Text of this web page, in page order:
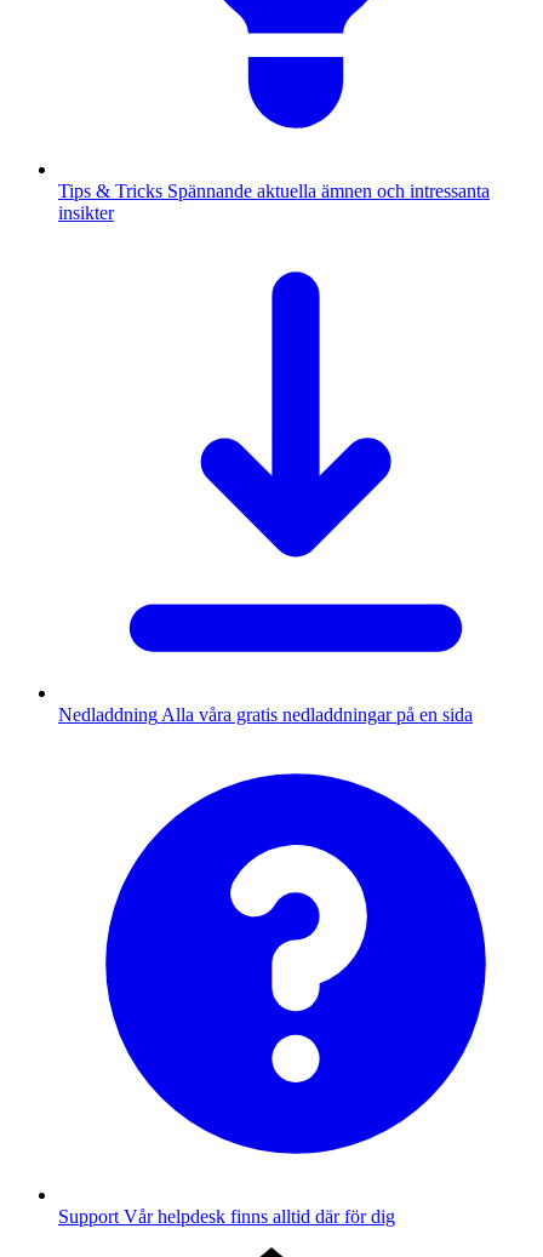
Tips & Tricks Spännande aktuella ämnen och intressanta
insikter
Nedladdning Alla våra gratis nedladdningar på en sida
Support Vår helpdesk finns alltid där för dig